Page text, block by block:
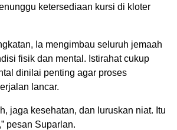
ketersediaan kursi di kloter
Ia mengimbau seluruh jemaah
fisik dan mental. Istirahat cukup
dinilai penting agar proses
lancar.
jaga kesehatan, dan luruskan niat. Itu
pesan Suparlan.